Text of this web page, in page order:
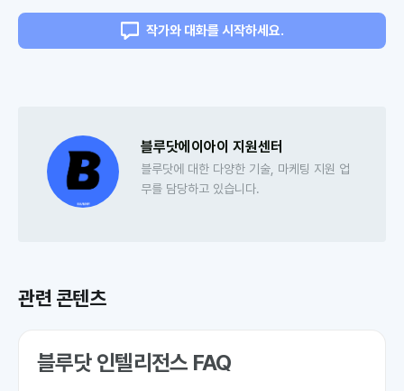
작가와 대화를 시작하세요.
블루닷에이아이 지원센터
블루닷에 대한 다양한 기술, 마케팅 지원 업
무를 담당하고 있습니다.
관련 콘텐츠
블루닷 인텔리전스 FAQ